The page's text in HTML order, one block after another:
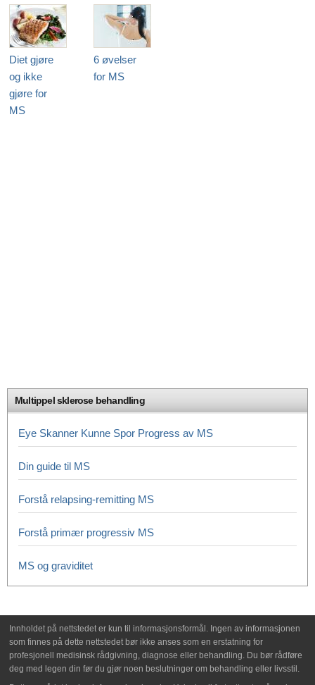
Diet gjøre
og ikke
gjøre for
MS
6 øvelser
for MS
Multippel sklerose behandling
Eye Skanner Kunne Spor Progress av MS
Din guide til MS
Forstå relapsing-remitting MS
Forstå primær progressiv MS
MS og graviditet
Innholdet på nettstedet er kun til informasjonsformål. Ingen av informasjonen
som finnes på dette nettstedet bør ikke anses som en erstatning for
profesjonell medisinsk rådgivning, diagnose eller behandling. Du bør rådføre
deg med legen din før du gjør noen beslutninger om behandling eller livsstil.